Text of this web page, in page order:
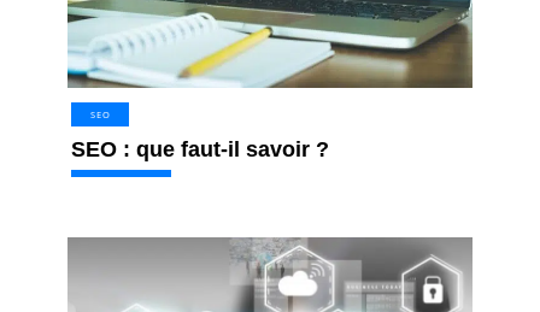
SEO
SEO : que faut-il savoir ?